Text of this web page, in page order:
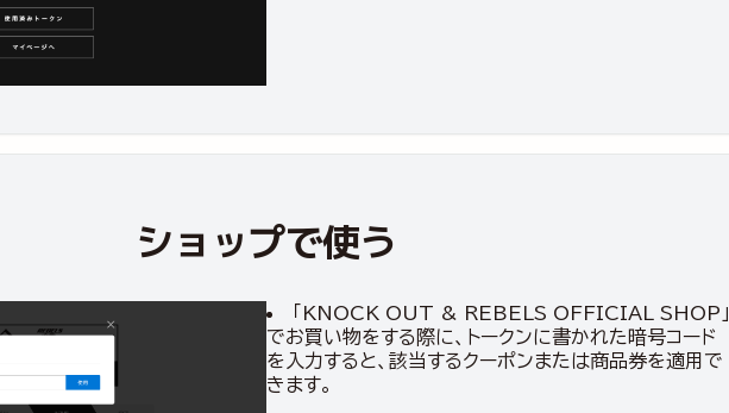
ショップで使う
「KNOCK OUT & REBELS OFFICIAL SHOP」
でお買い物をする際に、トークンに書かれた暗号コード
を入力すると、該当するクーポンまたは商品券を適用で
きます。